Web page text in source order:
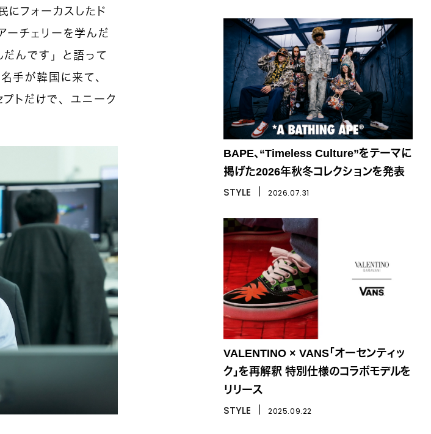
にフォーカスしたド
ーチェリーを学んだ
だんです」と語って
手が韓国に来て、
トだけで、ユニーク
BAPE、“Timeless Culture”をテーマに
掲げた2026年秋冬コレクションを発表
STYLE 2026.07.31
VALENTINO × VANS「オーセンティッ
ク」を再解釈 特別仕様のコラボモデルを
リリース
STYLE 2025.09.22